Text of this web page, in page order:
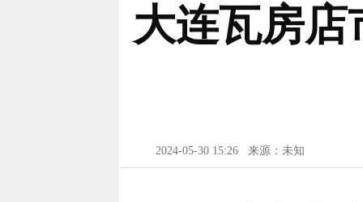
大连瓦房
2024-05-30 15:26 来源：未知